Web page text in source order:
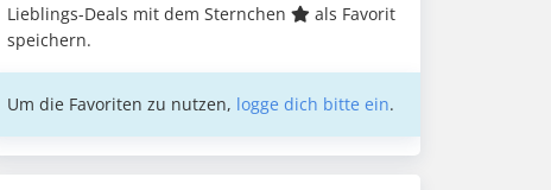
Lieblings-Deals mit dem Sternchen
als Favorit
speichern.
Um die Favoriten zu nutzen, logge dich bitte ein.